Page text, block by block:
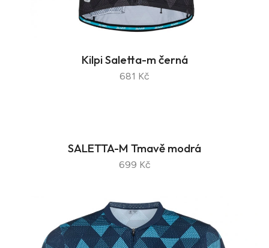
Kilpi Saletta-m černá
681 Kč
SALETTA-M Tmavě modrá
699 Kč